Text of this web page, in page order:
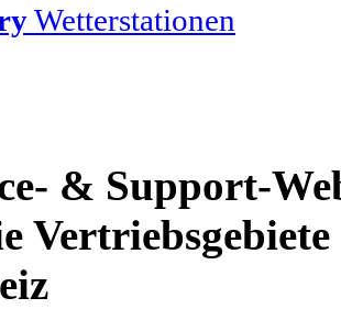
Wetterstationen
& Support-